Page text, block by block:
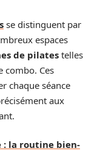
se distinguent par
espaces
de pilates telles
combo. Ces
chaque séance
aux
: la routine bien-